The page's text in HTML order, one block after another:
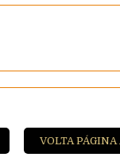
VOLTA